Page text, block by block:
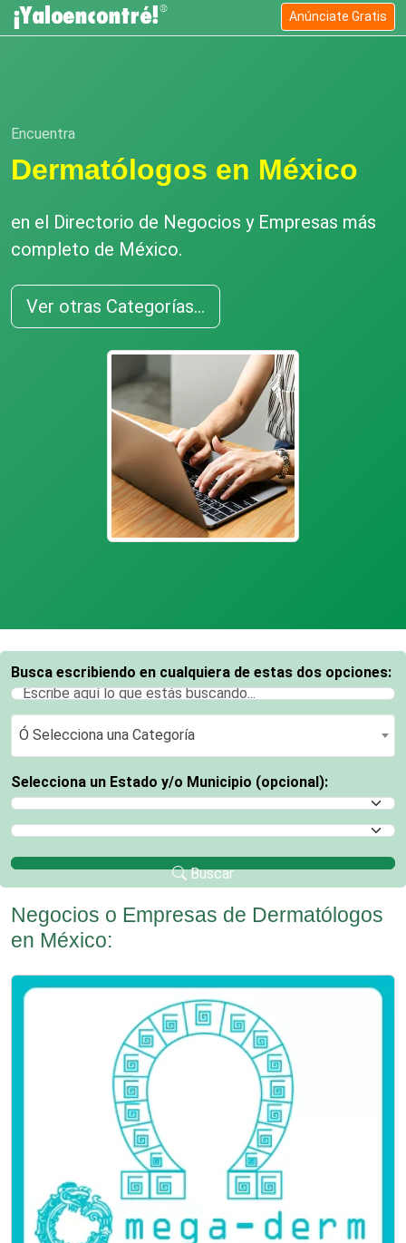
Anúnciate Gratis
Encuentra
Dermatólogos en México
en el Directorio de Negocios y Empresas más
completo de México.
Ver otras Categorías...
Busca escribiendo en cualquiera de estas dos opciones:
Ó Selecciona una Categoría
Ó Selecciona una Categoría
Selecciona un Estado y/o Municipio (opcional):
Selecciona un Estado
Selecciona un Municipio
Buscar
Negocios o Empresas de Dermatólogos
en México: